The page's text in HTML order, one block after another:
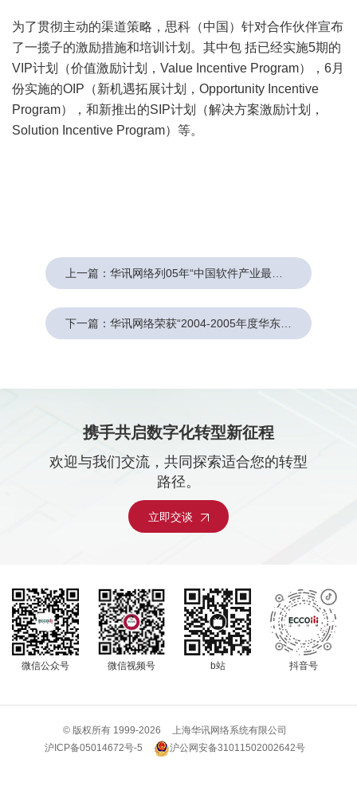
为了贯彻主动的渠道策略，思科（中国）针对合作伙伴宣布
了一揽子的激励措施和培训计划。其中包 括已经实施5期的
VIP计划（价值激励计划，Value Incentive Program），6月
份实施的OIP（新机遇拓展计划，Opportunity Incentive
Program），和新推出的SIP计划（解决方案激励计划，
Solution Incentive Program）等。
下一篇：华讯网络荣获“2004-2005年度华东电信行业十佳系统集成商”称号
携手共启数字化转型新征程
欢迎与我们交流，共同探索适合您的转型
路径。
立即交谈
微信公众号 微信视频号 b站 抖音号
© 版权所有 1999-2026
上海华讯网络系统有限公司
沪ICP备05014672号-5
沪公网安备31011502002642号